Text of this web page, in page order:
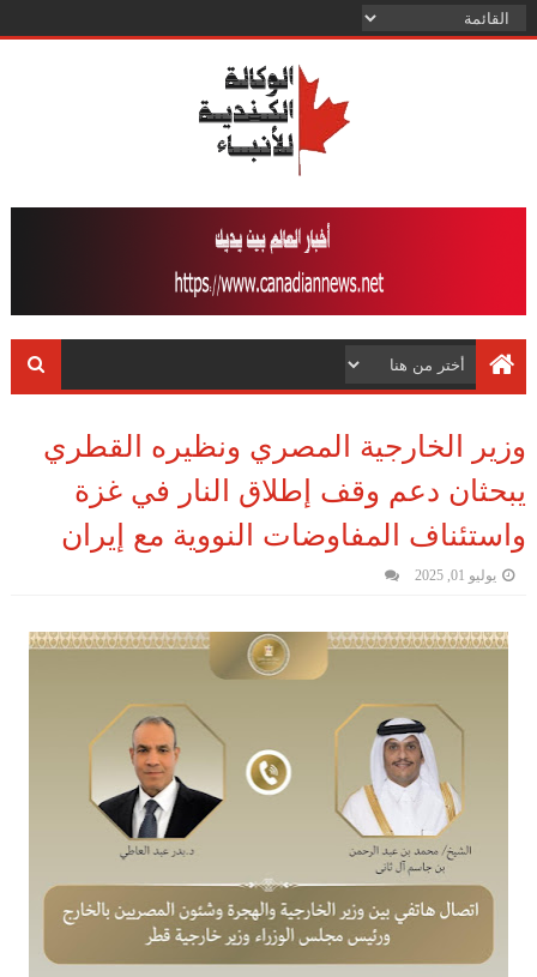
وزير الخارجية المصري ونظيره القطري
يبحثان دعم وقف إطلاق النار في غزة
واستئناف المفاوضات النووية مع إيران
يوليو 01, 2025